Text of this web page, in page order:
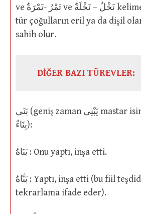
ve تَمْرٌ -تَمْرَةٌ ve نَخْلٌ – نَخْلَةٌ kelimelerine benzer. Bu
tür çoğulların eril ya da dişil
sahih olur.
DİĞER BAZI TÜREVLER:
بَنَى (geniş zaman يَبْنِى mastar isim بَنْيًا ve بُنْيَانٌ ve
بِنَاءٌ):
بَنَاهُ : Onu yaptı, inşa etti.
بَنَّاهُ : Yaptı, inşa etti (bu fiil teşdid, sıklık ve
tekrarlama ifade eder).